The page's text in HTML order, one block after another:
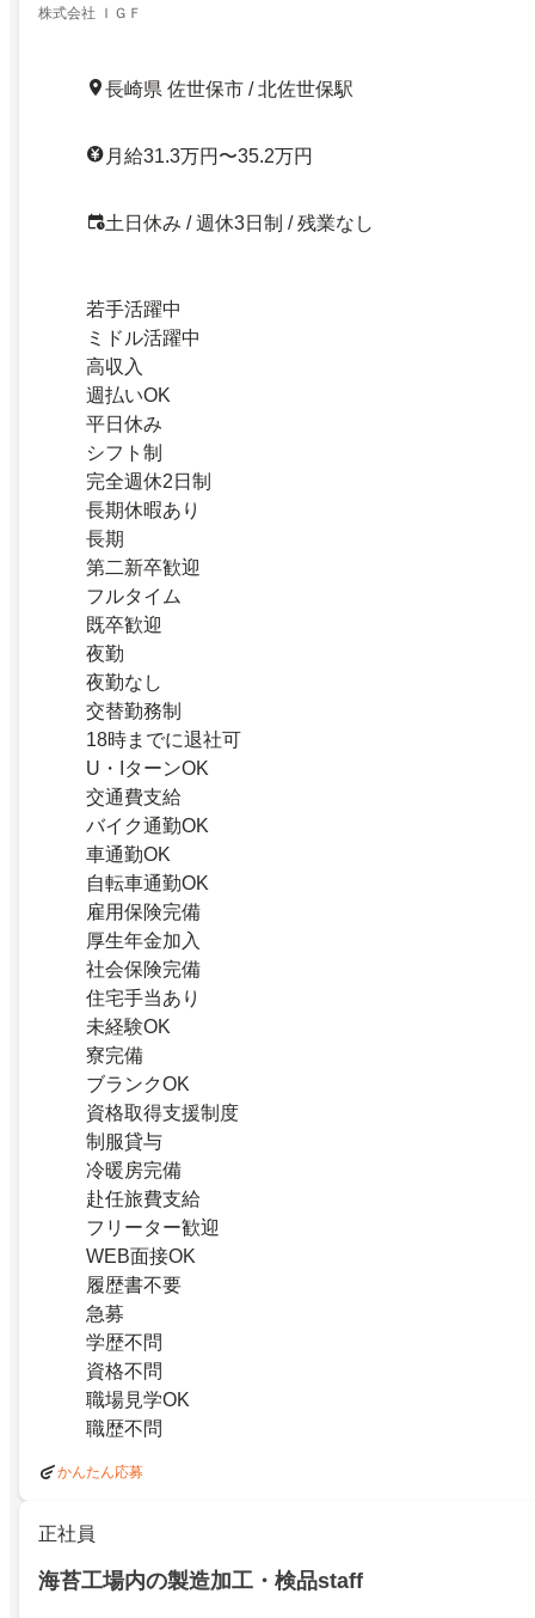
株式会社 ＩＧＦ
長崎県 佐世保市 / 北佐世保駅
月給31.3万円〜35.2万円
土日休み / 週休3日制 / 残業なし
若手活躍中
ミドル活躍中
高収入
週払いOK
平日休み
シフト制
完全週休2日制
長期休暇あり
長期
第二新卒歓迎
フルタイム
既卒歓迎
夜勤
夜勤なし
交替勤務制
18時までに退社可
U・IターンOK
交通費支給
バイク通勤OK
車通勤OK
自転車通勤OK
雇用保険完備
厚生年金加入
社会保険完備
住宅手当あり
未経験OK
寮完備
ブランクOK
資格取得支援制度
制服貸与
冷暖房完備
赴任旅費支給
フリーター歓迎
WEB面接OK
履歴書不要
急募
学歴不問
資格不問
職場見学OK
職歴不問
かんたん応募
正社員
海苔工場内の製造加工・検品staff